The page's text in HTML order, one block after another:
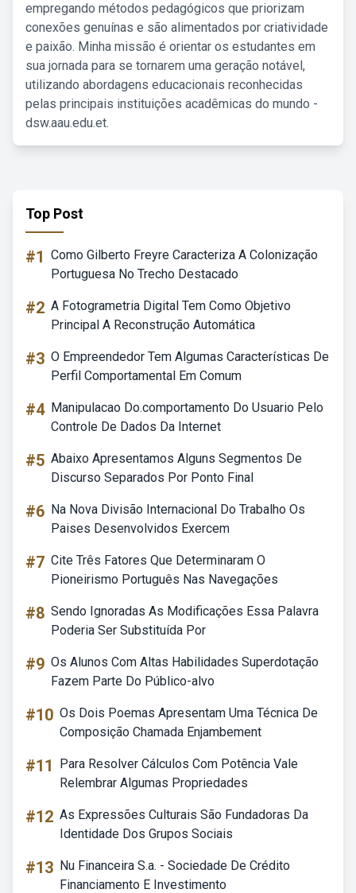
empregando métodos pedagógicos que priorizam
conexões genuínas e são alimentados por criatividade
e paixão. Minha missão é orientar os estudantes em
sua jornada para se tornarem uma geração notável,
utilizando abordagens educacionais reconhecidas
pelas principais instituições acadêmicas do mundo -
dsw.aau.edu.et.
Top Post
#1 Como Gilberto Freyre Caracteriza A Colonização
Portuguesa No Trecho Destacado
#2 A Fotogrametria Digital Tem Como Objetivo
Principal A Reconstrução Automática
#3 O Empreendedor Tem Algumas Características De
Perfil Comportamental Em Comum
#4 Manipulacao Do.comportamento Do Usuario Pelo
Controle De Dados Da Internet
#5 Abaixo Apresentamos Alguns Segmentos De
Discurso Separados Por Ponto Final
#6 Na Nova Divisão Internacional Do Trabalho Os
Paises Desenvolvidos Exercem
#7 Cite Três Fatores Que Determinaram O
Pioneirismo Português Nas Navegações
#8 Sendo Ignoradas As Modificações Essa Palavra
Poderia Ser Substituída Por
#9 Os Alunos Com Altas Habilidades Superdotação
Fazem Parte Do Público-alvo
#10 Os Dois Poemas Apresentam Uma Técnica De
Composição Chamada Enjambement
#11
Para Resolver Cálculos Com Potência Vale
Relembrar Algumas Propriedades
#12 As Expressões Culturais São Fundadoras Da
Identidade Dos Grupos Sociais
#13 Nu Financeira S.a. - Sociedade De Crédito
Financiamento E Investimento